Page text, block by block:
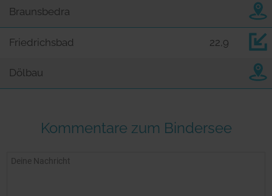
Braunsbedra
Friedrichsbad 22,9
Dölbau
Kommentare zum Bindersee